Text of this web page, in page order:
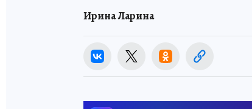
Ирина Ларина